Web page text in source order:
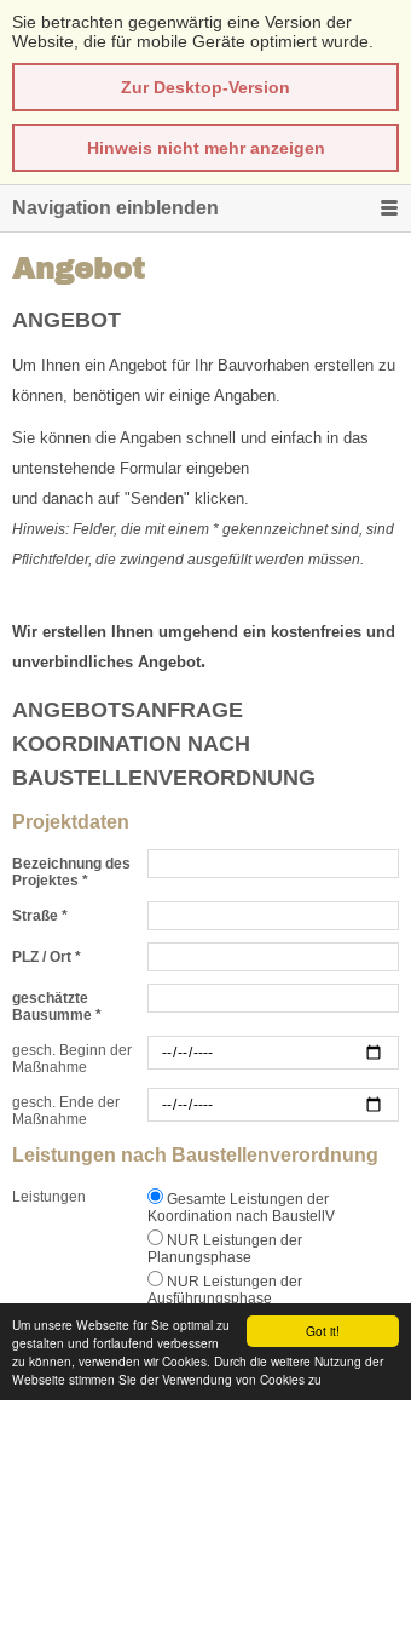
Got it!
Um unsere Webseite für Sie optimal zu
gestalten und fortlaufend verbessern
zu können, verwenden wir Cookies. Durch die weitere Nutzung der
Webseite stimmen Sie der Verwendung von Cookies zu
Sie betrachten gegenwärtig eine Version der
Website, die für mobile Geräte optimiert wurde.
Zur Desktop-Version
Hinweis nicht mehr anzeigen
Navigation einblenden
Angebot
ANGEBOT
Um Ihnen ein Angebot für Ihr Bauvorhaben erstellen zu
können, benötigen wir einige Angaben.
Sie können die Angaben schnell und einfach in das
untenstehende Formular eingeben
und danach auf "Senden" klicken.
Hinweis: Felder, die mit einem * gekennzeichnet sind, sind
Pflichtfelder, die zwingend ausgefüllt werden müssen.
Wir erstellen Ihnen umgehend ein kostenfreies und
unverbindliches Angebot.
ANGEBOTSANFRAGE
KOORDINATION NACH
BAUSTELLENVERORDNUNG
Projektdaten
Bezeichnung des
Projektes *
Straße *
PLZ / Ort *
geschätzte
Bausumme *
gesch. Beginn der
Maßnahme
gesch. Ende der
Maßnahme
Leistungen nach Baustellenverordnung
Leistungen
Gesamte Leistungen der
Koordination nach BaustellV
NUR Leistungen der
Planungsphase
NUR Leistungen der
Ausführungsphase
NUR einen SiGe-Plan
Nur eine Unterlage für spätere
Arbeiten
Kontaktdaten / Ansprechpartner